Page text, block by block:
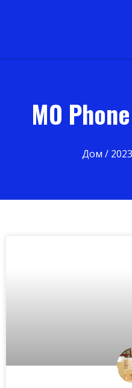
MO
Дом / 2023